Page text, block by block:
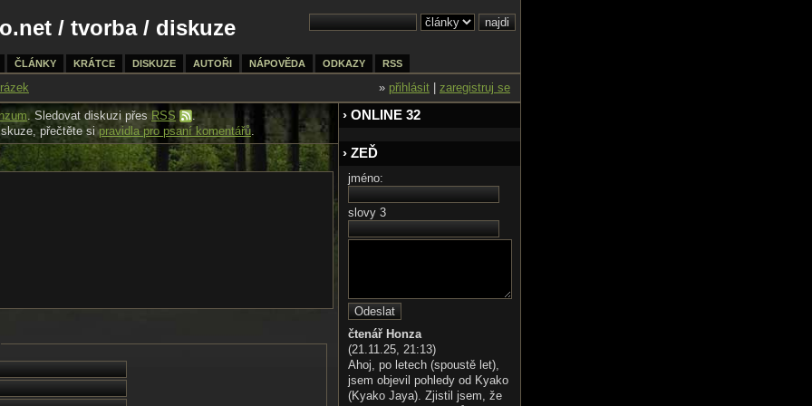
/ tvorba/ diskuze
ČLÁNKY KRÁTCE DISKUZE AUTOŘI NÁPOVĚDA ODKAZY RSS
» přihlásit zaregistruj se
. Sledovat diskuzi přesRSS
.
přečtěte sipravidla pro psaní komentářů.
› ONLINE 32
› ZEĎ
jméno:
slovy 3
čtenář Honza
(21.11.25, 21:13)
Ahoj, po letech (spoustě let),
jsem objevil pohledy od Kyako
(Kyako Jaya). Zjistil jsem, že